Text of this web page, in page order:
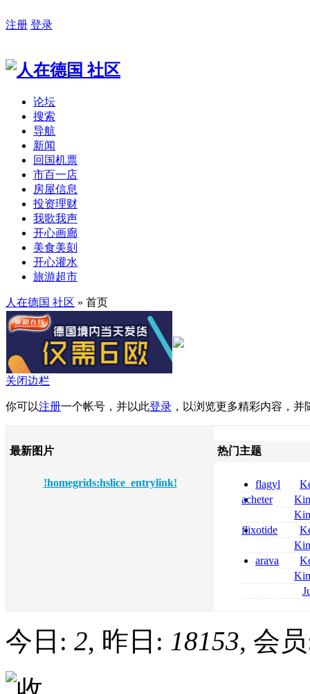
注册 登录
论坛
搜索
导航
新闻
回国机票
市百一店
房屋信息
投资理财
我歌我声
开心画廊
美食美刻
开心灌水
旅游超市
人在德国 社区 » 首页
关闭边栏
你可以注册一个帐号，并以此登录 ，以浏览更多精彩内容，
最新图片
!homegrids:hslice_entrylink!
热门主题
flagyl
online
acheter
nolvadex
nolvadex
flixotide
junior kaufen
kaufen
métronidazole
arava
kaufen
coumadin
今日: 2, 昨日: 18153, 会